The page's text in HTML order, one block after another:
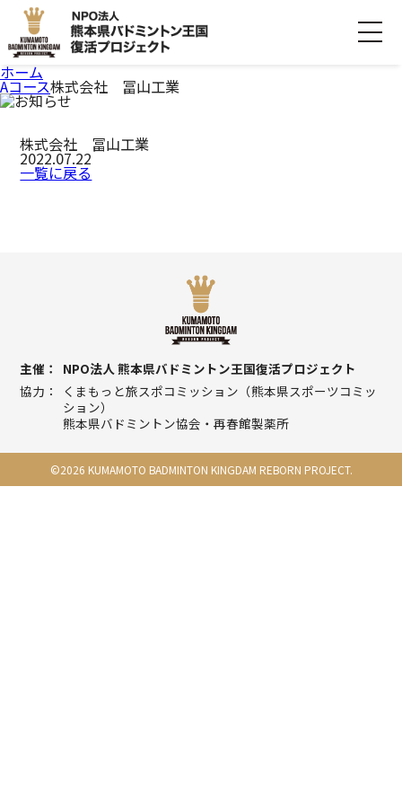
ホーム
Aコース株式会社 冨山工業
株式会社 冨山工業
2022.07.22
一覧に戻る
主催
NPO法人 熊本県バドミントン王国復活プロジェクト
協力
くまもっと旅スポコミッション（熊本県スポーツコミッ
ション）
熊本県バドミントン協会・再春館製薬所
©2026 KUMAMOTO BADMINTON KINGDAM REBORN PROJECT.
ホーム
ごあいさつ
お問い合わせ
Twitter